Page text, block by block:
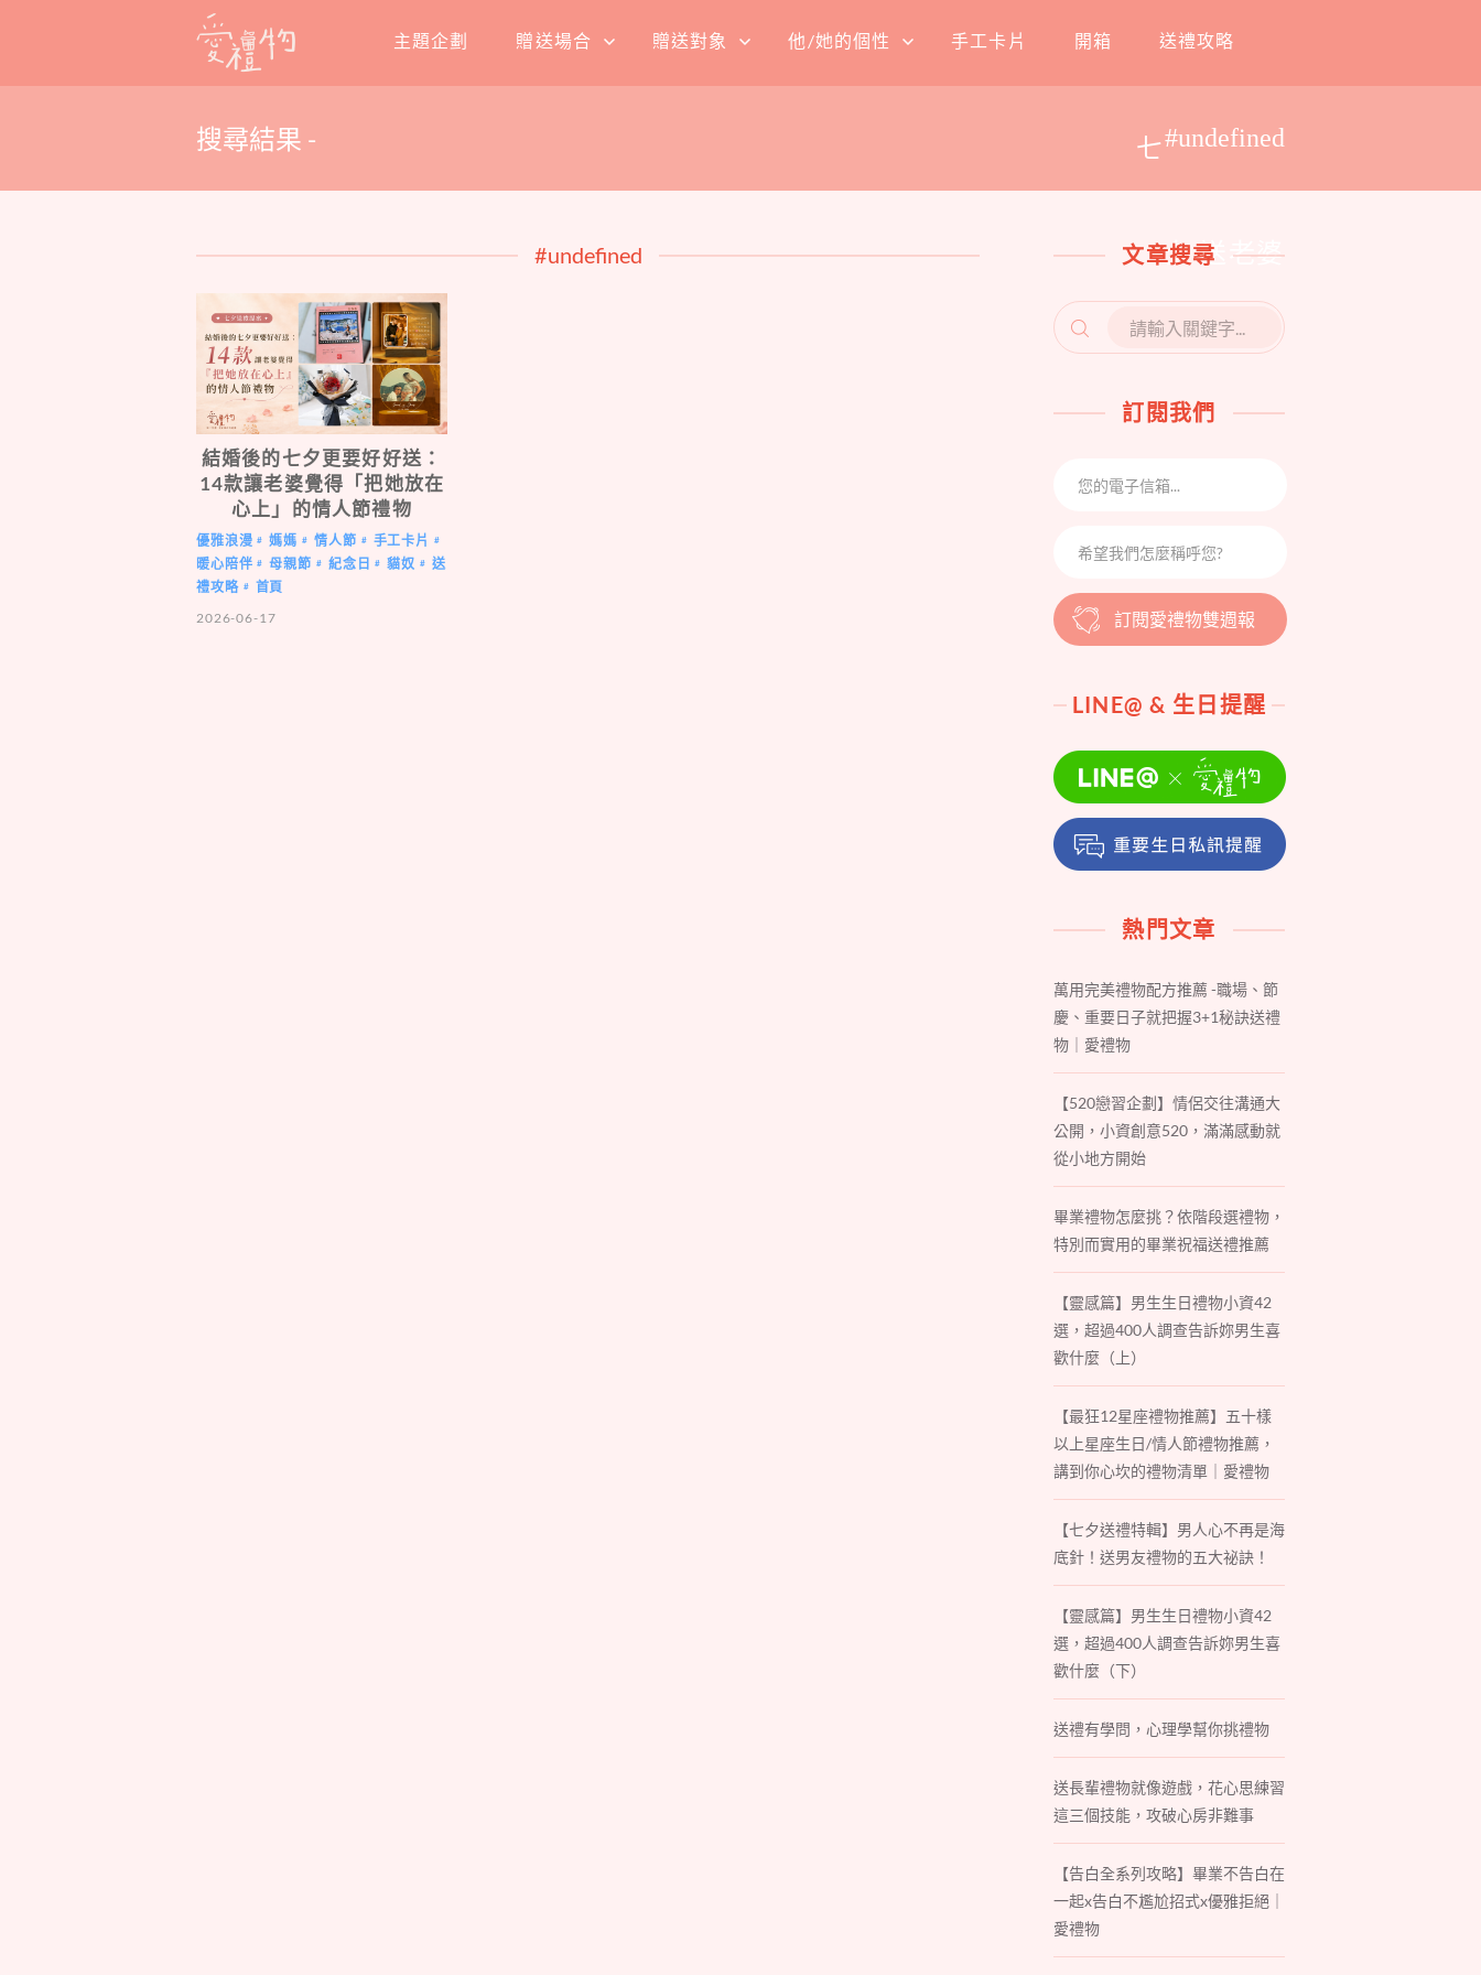
content
主題企劃 贈送場合 贈送對象 他/她的個性 手工卡片 開箱 送禮攻略
搜尋結果 - #undefined
七
夕 送老婆
#undefined
結婚後的七夕更要好好送：
14款讓老婆覺得「把她放在
心上」的情人節禮物
優雅浪漫 # 媽媽 # 情人節 # 手工卡片 #
暖心陪伴 # 母親節 # 紀念日 # 貓奴 #
送
禮攻略 #
首頁
2026-06-17
文章搜尋
SEARCH
FOR:
訂閱我們
訂閱愛禮物雙週報
LINE@ & 生日提醒
熱門文章
萬用完美禮物配方推薦 -職場、節
慶、重要日子就把握3+1秘訣送禮
物｜愛禮物
【520戀習企劃】情侶交往溝通大
公開，小資創意520，滿滿感動就
從小地方開始
畢業禮物怎麼挑？依階段選禮物，
特別而實用的畢業祝福送禮推薦
【靈感篇】男生生日禮物小資42
選，超過400人調查告訴妳男生喜
歡什麼（上）
【最狂12星座禮物推薦】五十樣
以上星座生日/情人節禮物推薦，
講到你心坎的禮物清單｜愛禮物
【七夕送禮特輯】男人心不再是海
底針！送男友禮物的五大祕訣！
【靈感篇】男生生日禮物小資42
選，超過400人調查告訴妳男生喜
歡什麼（下）
送禮有學問，心理學幫你挑禮物
送長輩禮物就像遊戲，花心思練習
這三個技能，攻破心房非難事
【告白全系列攻略】畢業不告白在
一起x告白不尷尬招式x優雅拒絕｜
愛禮物